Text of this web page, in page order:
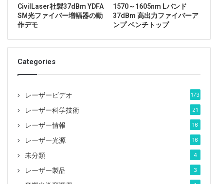
CivilLaser社製37dBm YDFA
SM光ファイバー増幅器の動
作デモ
1570～1605nm Lバンド
37dBm 高出力ファイバーア
ンプ ベンチトップ
Categories
レーザービデオ 173
レーザー科学技術 21
レーザー情報 16
レーザー光源 16
未分類 4
レーザー製品 3